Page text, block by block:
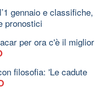
gennaio e classifiche,
pronostici
per ora c'è il miglior
filosofia: 'Le cadute